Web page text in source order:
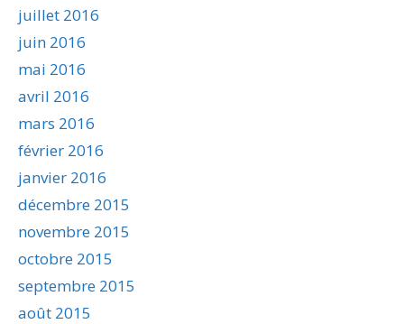
juillet 2016
juin 2016
mai 2016
avril 2016
mars 2016
février 2016
janvier 2016
décembre 2015
novembre 2015
octobre 2015
septembre 2015
août 2015